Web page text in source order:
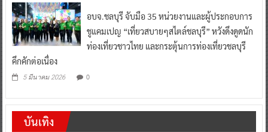
อบจ.ชลบุรี จับมือ 35 หน่วยงานและผู้ประกอบการ
ชูแคมเปญ “เที่ยวสบายๆสไตล์ชลบุรี” หวังดึงดูดนัก
ท่องเที่ยวชาวไทย และกระตุ้นการท่องเที่ยวชลบุรี
คึกคักต่อเนื่อง
5 มีนาคม 2026 0
บันเทิง